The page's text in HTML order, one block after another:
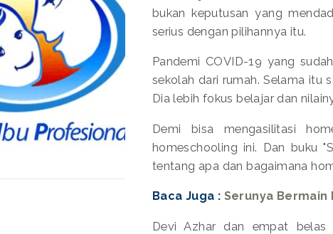
bukan keputusan yang
serius dengan pilihannya itu.
Pandemi COVID-19 yang
sekolah dari rumah. Selama itu
Dia lebih fokus belajar dan
Demi bisa mengasilitasi
homeschooling ini. Dan buku
tentang apa dan bagaimana
Baca Juga : Serunya Bermain
Devi Azhar dan empat belas